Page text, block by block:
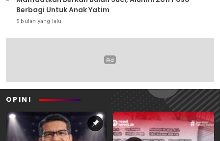
Berbagi Untuk Anak Yatim
5 bulan yang lalu
OPINI